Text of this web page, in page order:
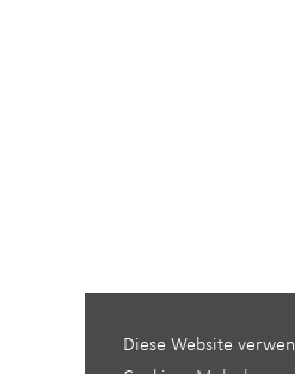
Diese Website